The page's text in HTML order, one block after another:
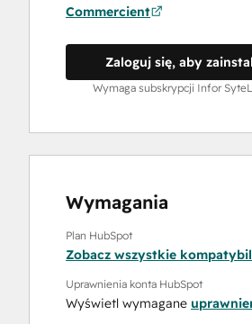
Commercient
Zaloguj się, aby
Wymaga subskrypcji Infor
Wymagania
Plan HubSpot
Zobacz wszystkie
Uprawnienia konta HubSpot
Wyświetl wymagane